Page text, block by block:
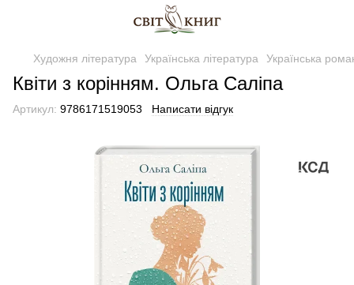
Художня література Українська література Українська
Квіти з корінням. Ольга Саліпа
Артикул: 9786171519053 Написати відгук